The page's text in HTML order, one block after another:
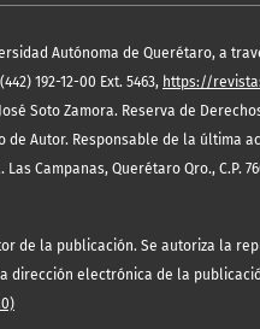
Autónoma de Querétaro, a
192-12-00 Ext. 5463, https://
Soto Zamora. Reserva de
de Autor. Responsable de la última
Campanas, Querétaro Qro., C.P.
de la publicación. Se autoriza la
dirección electrónica de la